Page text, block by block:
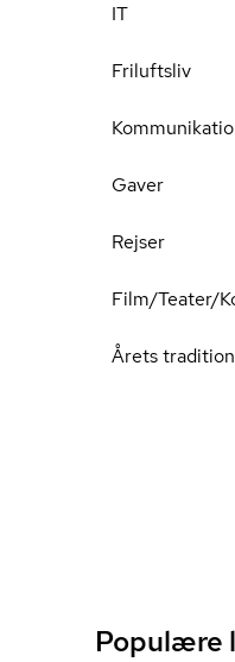
IT
Friluftsliv
Gaver
Rejser
Film/Teater/
Årets
Populære